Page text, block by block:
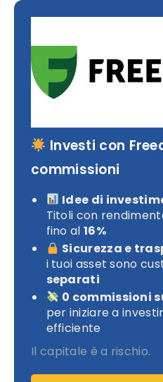
Investi con
commissioni
Idee di
Titoli con
fino al 16%
Sicurezza e
i tuoi asset sono
separati
0 commissioni
per iniziare a
efficiente
Il capitale è a rischio.